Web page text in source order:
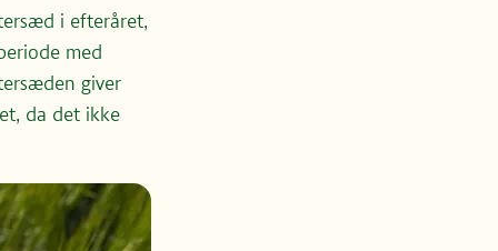
i efteråret,
med
giver
da det ikke